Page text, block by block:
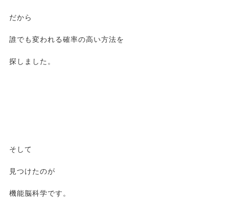
だから
誰でも変われる確率の高い方法を
探しました。
そして
見つけたのが
機能脳科学です。